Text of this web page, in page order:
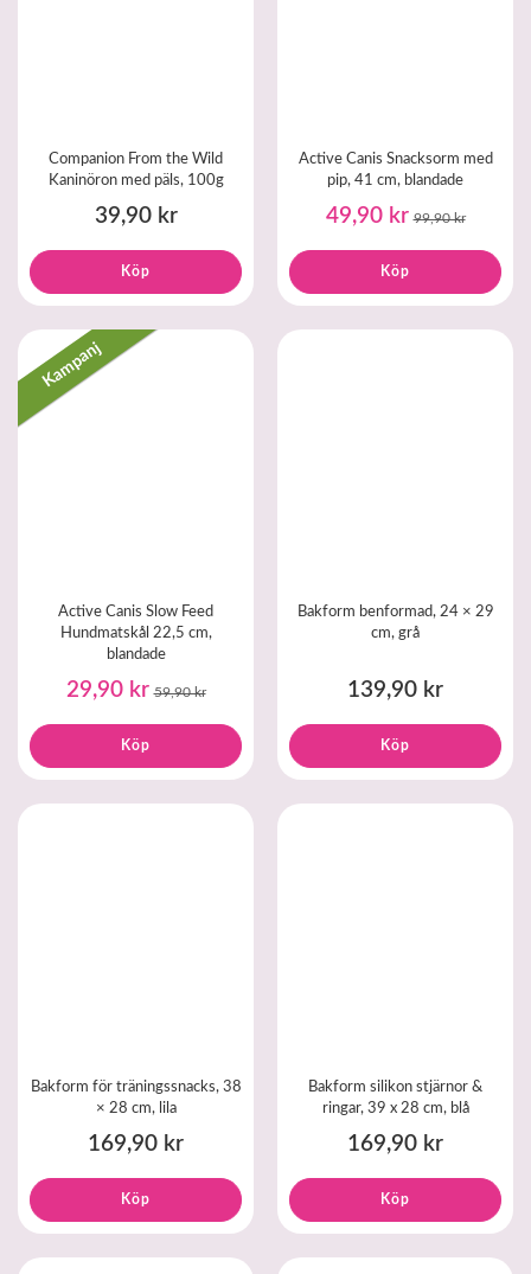
Companion From the Wild
Kaninöron med päls, 100g
39,90 kr
Köp
Active Canis Snacksorm med
pip, 41 cm, blandade
49,90 kr 99,90 kr
Köp
Kampanj
Active Canis Slow Feed
Hundmatskål 22,5 cm,
blandade
29,90 kr 59,90 kr
Köp
Bakform benformad, 24 × 29
cm, grå
139,90 kr
Köp
Bakform för träningssnacks, 38
× 28 cm, lila
169,90 kr
Köp
Bakform silikon stjärnor &
ringar, 39 x 28 cm, blå
169,90 kr
Köp